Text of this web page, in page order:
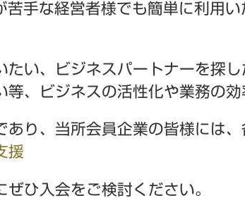
手な経営者様でも簡単に利用
い、ビジネスパートナーを探し
、ビジネスの活性化や業務の効
り、当所会員企業の皆様には、
援
ひ入会をご検討ください。